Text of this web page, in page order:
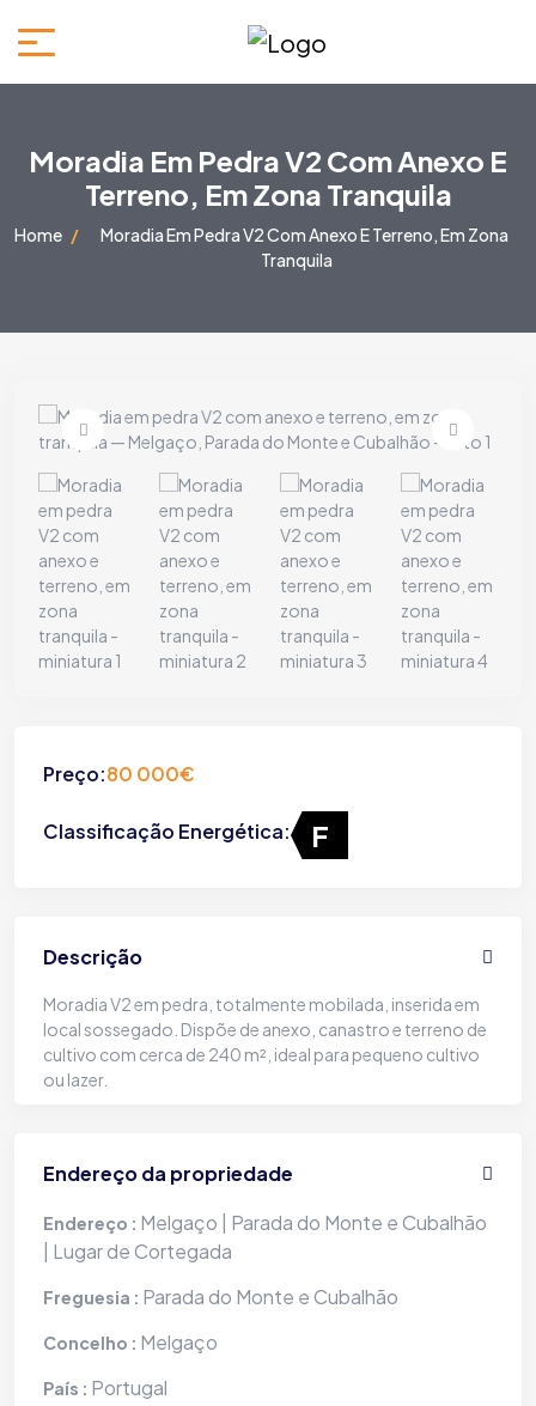
Moradia Em Pedra V2 Com Anexo E
Terreno, Em Zona Tranquila
Home
Moradia Em Pedra V2 Com Anexo E Terreno, Em Zona
Tranquila
Preço:80 000€
Classificação Energética: F
Descrição
Moradia V2 em pedra, totalmente mobilada, inserida em
local sossegado. Dispõe de anexo, canastro e terreno de
cultivo com cerca de 240 m², ideal para pequeno cultivo
ou lazer.
Endereço da propriedade
Endereço : Melgaço | Parada do Monte e Cubalhão
| Lugar de Cortegada
Freguesia : Parada do Monte e Cubalhão
Concelho : Melgaço
País : Portugal